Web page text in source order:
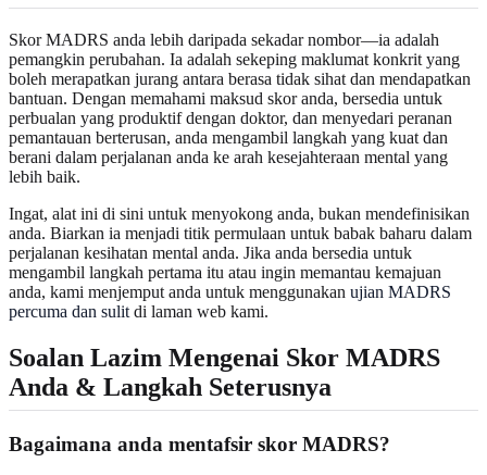
Skor MADRS anda lebih daripada sekadar nombor—ia adalah
pemangkin perubahan. Ia adalah sekeping maklumat konkrit yang
boleh merapatkan jurang antara berasa tidak sihat dan mendapatkan
bantuan. Dengan memahami maksud skor anda, bersedia untuk
perbualan yang produktif dengan doktor, dan menyedari peranan
pemantauan berterusan, anda mengambil langkah yang kuat dan
berani dalam perjalanan anda ke arah kesejahteraan mental yang
lebih baik.
Ingat, alat ini di sini untuk menyokong anda, bukan mendefinisikan
anda. Biarkan ia menjadi titik permulaan untuk babak baharu dalam
perjalanan kesihatan mental anda. Jika anda bersedia untuk
mengambil langkah pertama itu atau ingin memantau kemajuan
anda, kami menjemput anda untuk menggunakan ujian MADRS
percuma dan sulit di laman web kami.
Soalan Lazim Mengenai Skor MADRS
Anda & Langkah Seterusnya
Bagaimana anda mentafsir skor MADRS?